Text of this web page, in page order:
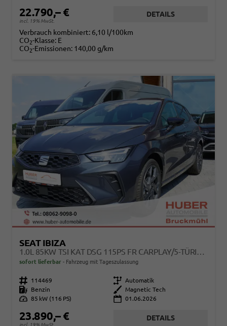
22.790,– €
incl. 19% MwSt.
DETAILS
Verbrauch kombiniert: 6,10 l/100km
CO2-Klasse: E
CO2-Emissionen: 140,00 g/km
SEAT IBIZA
1.0L 85KW TSI KAT DSG 115PS FR CARPLAY/5-TÜRIG/KLIMAAUT/ACC
sofort lieferbar Fahrzeug mit Tageszulassung
Fahrzeugnr. 114469 Getriebe Automatik
Kraftstoff
Benzin Außenfarbe
Magnetic Tech
Leistung 85 kW (116 PS) 01.06.2026
23.890,– € DETAILS